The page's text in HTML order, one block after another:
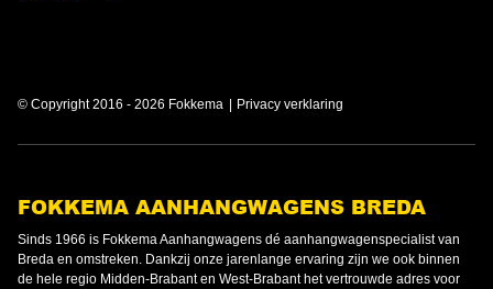
© Copyright 2016 - 2026 Fokkema Privacy verklaring
FOKKEMA AANHANGWAGENS BREDA
Sinds 1966 is Fokkema Aanhangwagens dé aanhangwagenspecialist van
Breda en omstreken. Dankzij onze jarenlange ervaring zijn we ook binnen
de hele regio Midden-Brabant en West-Brabant het vertrouwde adres voor